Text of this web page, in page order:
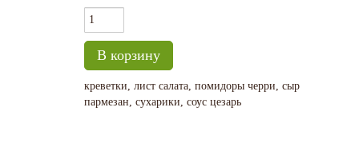
креветки, лист салата, помидоры черри, сыр
пармезан, сухарики, соус цезарь